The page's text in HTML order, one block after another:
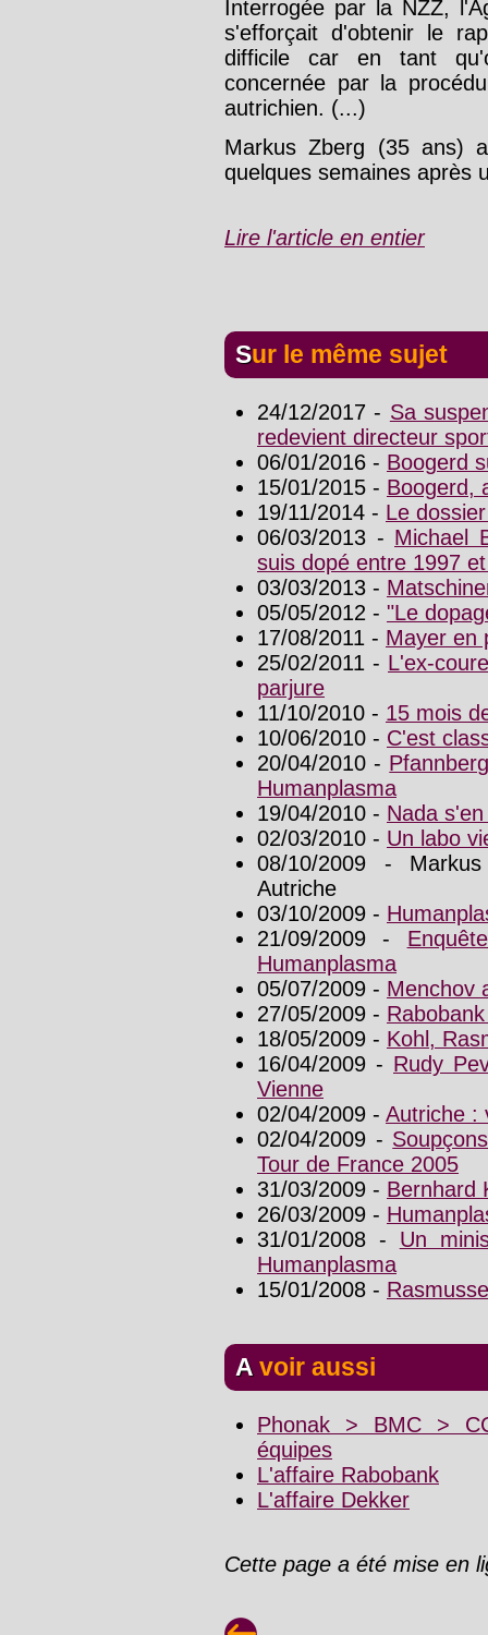
Interrogée par la NZZ,
s'efforçait d'obtenir le
difficile car en tant
concernée par la
autrichien. (...)
Markus Zberg (35
quelques semaines après
Lire l'article en entier
Sur le même sujet
24/12/2017 - Sa
redevient directeur
06/01/2016 - Boogerd
15/01/2015 - Boogerd,
19/11/2014 - Le
06/03/2013 - Michael
suis dopé entre 1997
03/03/2013 -
05/05/2012 - "Le
17/08/2011 - Mayer en
25/02/2011 - L'ex-
parjure
11/10/2010 - 15 mois
10/06/2010 - C'est
20/04/2010 -
Humanplasma
19/04/2010 - Nada
02/03/2010 - Un labo
08/10/2009 -
Autriche
03/10/2009 -
21/09/2009 -
Humanplasma
05/07/2009 - Menchov
27/05/2009 -
18/05/2009 - Kohl,
16/04/2009 - Rudy
Vienne
02/04/2009 - Autriche :
02/04/2009 -
Tour de France 2005
31/03/2009 - Bernhard
26/03/2009 -
31/01/2008 - Un
Humanplasma
15/01/2008 -
A voir aussi
Phonak > BMC >
équipes
L'affaire Rabobank
L'affaire Dekker
Cette page a été mise en